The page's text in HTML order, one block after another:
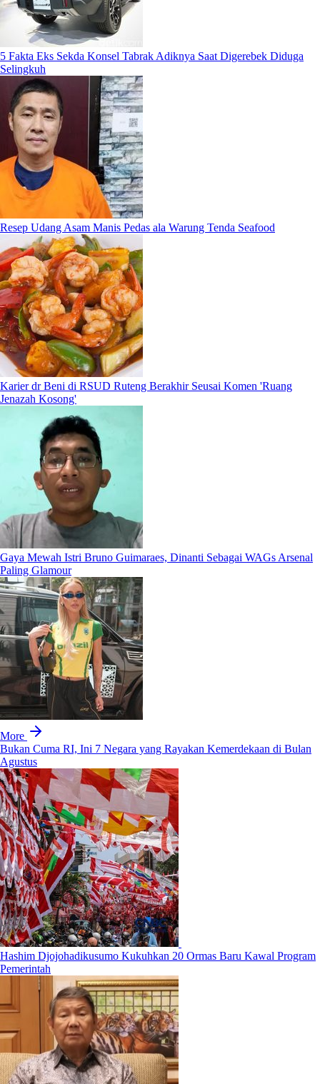
5 Fakta Eks Sekda Konsel Tabrak Adiknya Saat Digerebek Diduga
Selingkuh
Resep Udang Asam Manis Pedas ala Warung Tenda Seafood
Karier dr Beni di RSUD Ruteng Berakhir Seusai Komen 'Ruang
Jenazah Kosong'
Gaya Mewah Istri Bruno Guimaraes, Dinanti Sebagai WAGs Arsenal
Paling Glamour
More
Bukan Cuma RI, Ini 7 Negara yang Rayakan Kemerdekaan di Bulan
Agustus
Hashim Djojohadikusumo Kukuhkan 20 Ormas Baru Kawal Program
Pemerintah